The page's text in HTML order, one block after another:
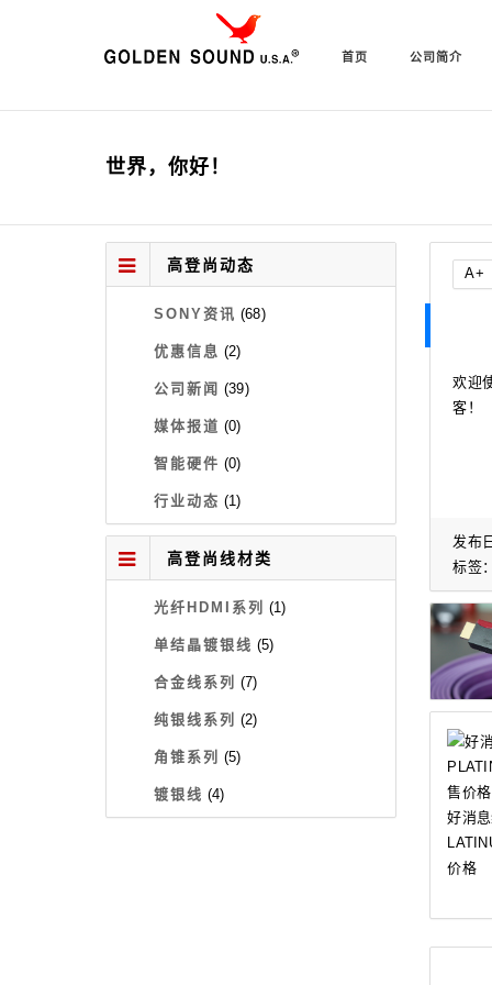
首页 公司简介
世界，你好！
高登尚动态
SONY资讯 (68)
优惠信息 (2)
公司新闻 (39)
媒体报道 (0)
智能硬件 (0)
行业动态 (1)
高登尚线材类
光纤HDMI系列 (1)
单结晶镀银线 (5)
合金线系列 (7)
纯银线系列 (2)
角锥系列 (5)
镀银线 (4)
欢迎
客！
A+
发布
标签
好消
价格